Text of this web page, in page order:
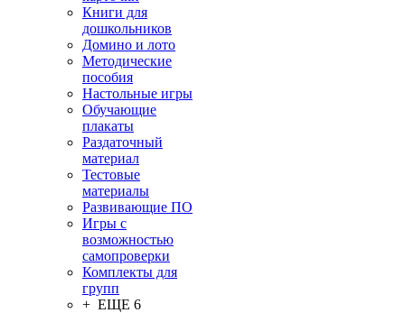
Книги для
дошкольников
Домино и лото
Методические
пособия
Настольные игры
Обучающие
плакаты
Раздаточный
материал
Тестовые
материалы
Развивающие ПО
Игры с
возможностью
самопроверки
Комплекты для
групп
+ ЕЩЕ 6